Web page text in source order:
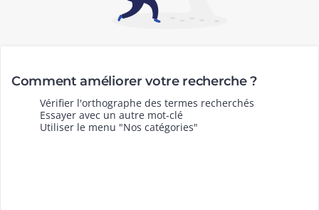
Comment améliorer votre recherche ?
Vérifier l'orthographe des termes recherchés
Essayer avec un autre mot-clé
Utiliser le menu "Nos catégories"